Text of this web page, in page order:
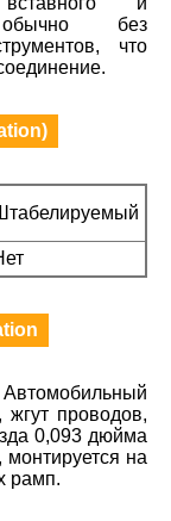
обычно без
что
проводов,
0,093 дюйма
на
рамп.